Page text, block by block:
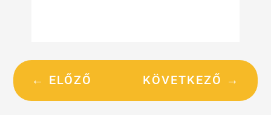
← ELŐZŐ KÖVETKEZŐ →